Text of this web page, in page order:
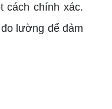
cách chính xác.
lường để đảm